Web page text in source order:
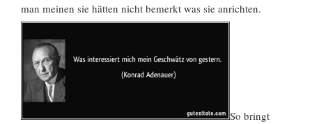
man meinen sie hätten nicht bemerkt was sie anrichten.
So bringt